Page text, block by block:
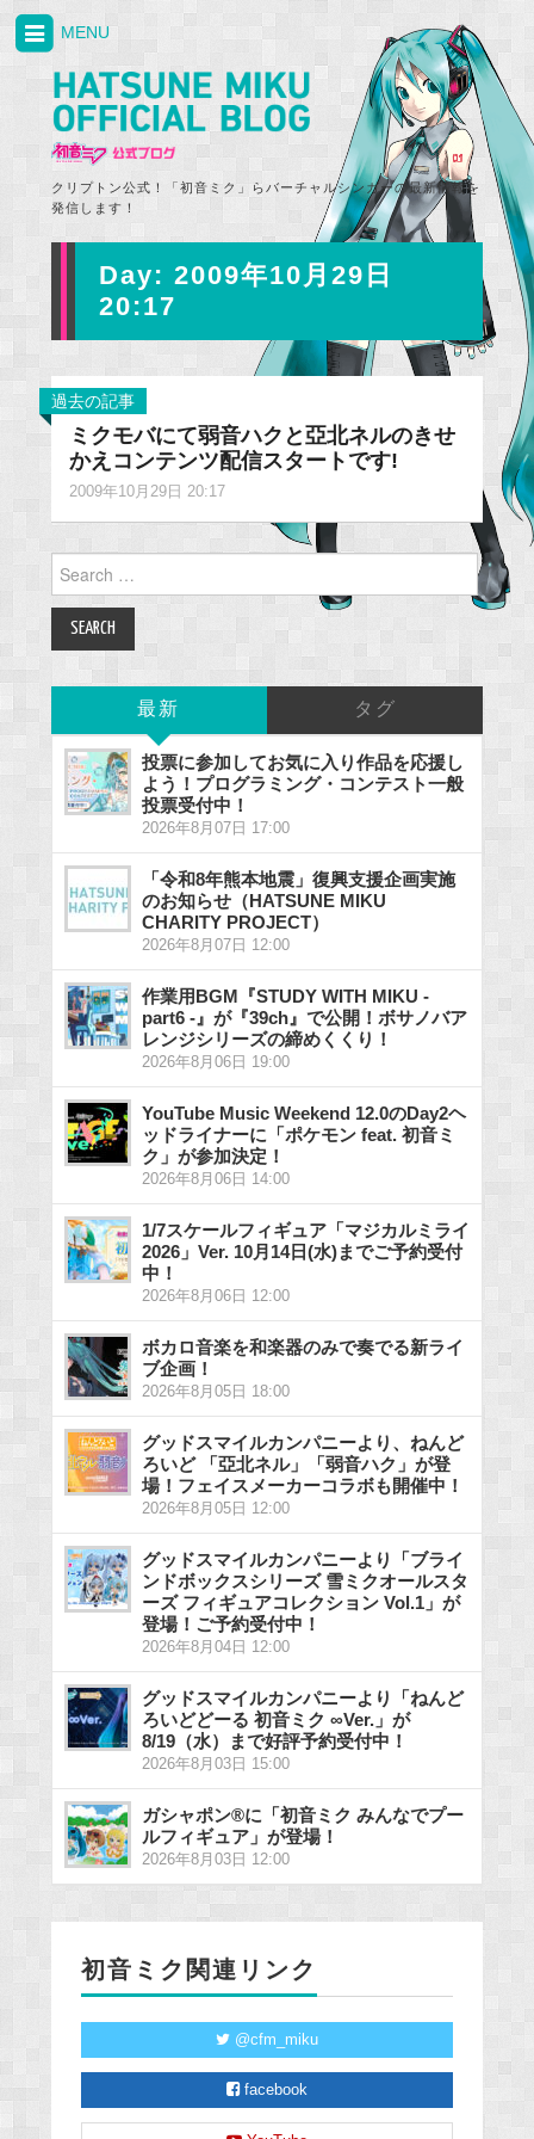
クリプトン公式！「初音ミク」らバーチャルシンガーの最新情報を
発信します！
MENU
Day: 2009年10月29日
20:17
過去の記事
ミクモバにて弱音ハクと亞北ネルのきせ
かえコンテンツ配信スタートです!
2009年10月29日 20:17
Search
for:
最新 タグ
投票に参加してお気に入り作品を応援し
よう！プログラミング・コンテスト一般
投票受付中！
2026年8月07日 17:00
「令和8年熊本地震」復興支援企画実施
のお知らせ（HATSUNE MIKU
CHARITY PROJECT）
2026年8月07日 12:00
作業用BGM『STUDY WITH MIKU -
part6 -』が『39ch』で公開！ボサノバア
レンジシリーズの締めくくり！
2026年8月06日 19:00
YouTube Music Weekend 12.0のDay2ヘ
ッドライナーに「ポケモン feat. 初音ミ
ク」が参加決定！
2026年8月06日 14:00
1/7スケールフィギュア「マジカルミライ
2026」Ver. 10月14日(水)までご予約受付
中！
2026年8月06日 12:00
ボカロ音楽を和楽器のみで奏でる新ライ
ブ企画！
2026年8月05日 18:00
グッドスマイルカンパニーより、ねんど
ろいど 「亞北ネル」「弱音ハク」が登
場！フェイスメーカーコラボも開催中！
2026年8月05日 12:00
グッドスマイルカンパニーより「ブライ
ンドボックスシリーズ 雪ミクオールスタ
ーズ フィギュアコレクション Vol.1」が
登場！ご予約受付中！
2026年8月04日 12:00
グッドスマイルカンパニーより「ねんど
ろいどどーる 初音ミク ∞Ver.」が
8/19（水）まで好評予約受付中！
2026年8月03日 15:00
ガシャポン®に「初音ミク みんなでプー
ルフィギュア」が登場！
2026年8月03日 12:00
初音ミク関連リンク
@cfm_miku
facebook